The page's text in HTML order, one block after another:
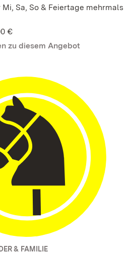
Mi, Sa, So & Feiertage mehrmals
€
zu diesem Angebot
& FAMILIE